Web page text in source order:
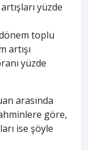
yüzde
toplu
artışı
yüzde
arasında
göre,
ise şöyle